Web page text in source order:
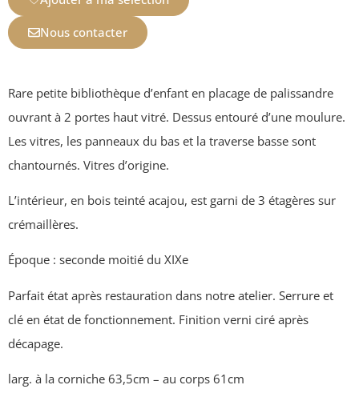
Nous contacter
Rare petite bibliothèque d’enfant en placage de palissandre
ouvrant à 2 portes haut vitré. Dessus entouré d’une moulure.
Les vitres, les panneaux du bas et la traverse basse sont
chantournés. Vitres d’origine.
L’intérieur, en bois teinté acajou, est garni de 3 étagères sur
crémaillères.
Époque : seconde moitié du XIXe
Parfait état après restauration dans notre atelier. Serrure et
clé en état de fonctionnement. Finition verni ciré après
décapage.
larg. à la corniche 63,5cm – au corps 61cm